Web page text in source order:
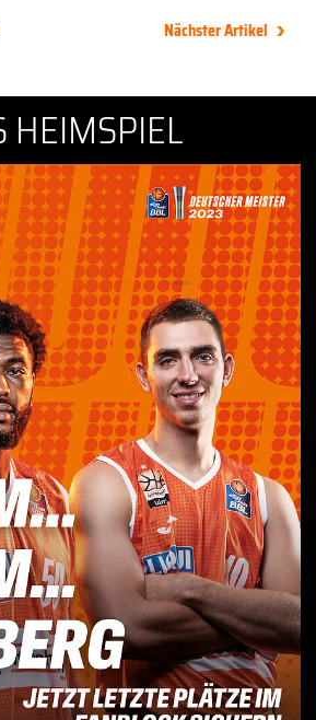
Nächster Artikel
HEIMSPIEL